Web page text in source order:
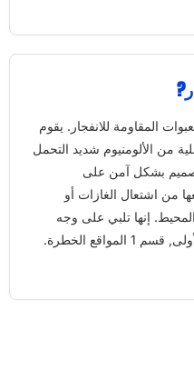
المقاومة للانفجار. يقوم
الألومنيوم شديد التحمل
بشكل آمن على
من اشتعال الغازات أو
إنها تلبي على وجه
الخطرة.